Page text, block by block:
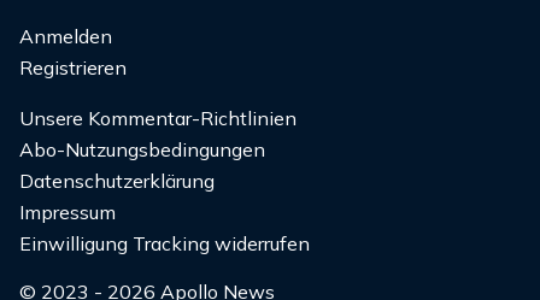
Anmelden
Registrieren
Unsere Kommentar-Richtlinien
Abo-Nutzungsbedingungen
Datenschutzerklärung
Impressum
Einwilligung Tracking widerrufen
© 2023 - 2026 Apollo News